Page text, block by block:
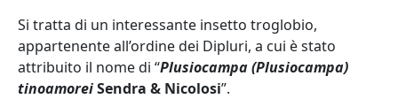
Si tratta di un interessante insetto troglobio,
appartenente all’ordine dei Dipluri, a cui è stato
attribuito il nome di “Plusiocampa (Plusiocampa)
tinoamoreiSendra & Nicolosi”.